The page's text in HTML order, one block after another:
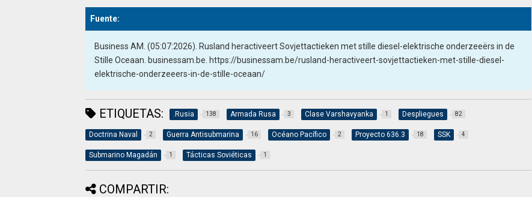
Fuente:
Business AM. (05:07:2026). Rusland heractiveert Sovjettactieken met stille diesel-elektrische onderzeeërs in de
Stille Oceaan. businessam.be. https://businessam.be/rusland-heractiveert-sovjettactieken-met-stille-diesel-
elektrische-onderzeeers-in-de-stille-oceaan/
ETIQUETAS: .Rusia 138 Armada Rusa 3 Clase Varshavyanka 1 Despliegues 82
Doctrina Naval 2 Guerra Antisubmarina 16 Océano Pacífico 2 Proyecto 636.3 18 SSK 4
Submarino Magadán 1 Tácticas Soviéticas 1
COMPARTIR: